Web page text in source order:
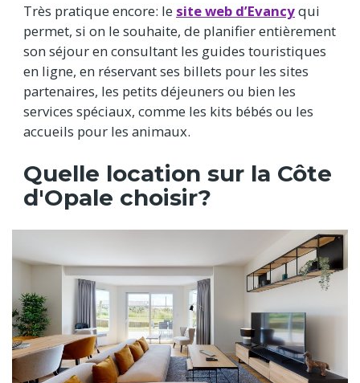
Très pratique encore: le site web d’Evancyqui
permet, si on le souhaite, de planifier entièrement
son séjour en consultant les guides touristiques
en ligne, en réservant ses billets pour les sites
partenaires, les petits déjeuners ou bien les
services spéciaux, comme les kits bébés ou les
accueils pour les animaux.
Quelle location sur la Côte
d'Opale choisir?